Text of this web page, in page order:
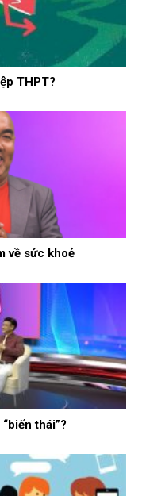
THPT?
về sức khoẻ
thái”?